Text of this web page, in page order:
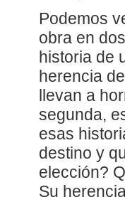
Podemos
obra en
historia de
herencia
llevan a
segunda,
esas
destino y
elección?
Su